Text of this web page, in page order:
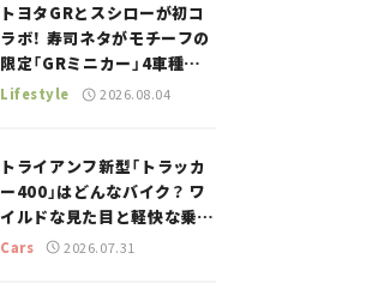
トヨタGRとスシローが初コ
ラボ！ 寿司ネタがモチーフの
限定「GRミニカー」4車種が
登場。入手方法は？【クルマ
Lifestyle 2026.08.04
トライアンフ新型「トラッカ
ー400」はどんなバイク？ ワ
イルドな見た目と軽快な乗り
味を両立した400ccフラット
Cars 2026.07.31